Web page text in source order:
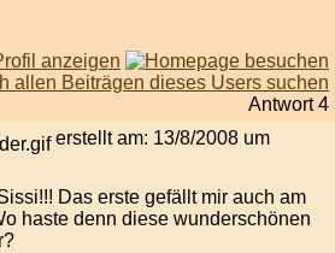
Antwort 4
erstellt am: 13/8/2008 um
Das erste gefällt mir auch am
haste denn diese wunderschönen